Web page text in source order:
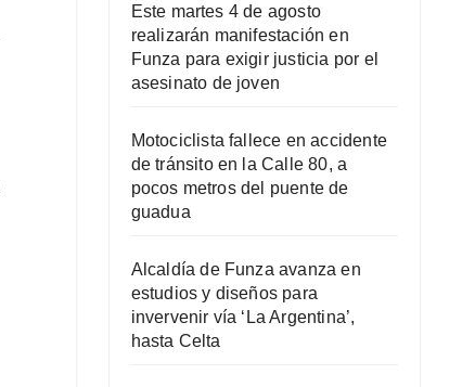
Este martes 4 de agosto
realizarán manifestación en
Funza para exigir justicia por el
asesinato de joven
Motociclista fallece en accidente
de tránsito en la Calle 80, a
pocos metros del puente de
guadua
Alcaldía de Funza avanza en
estudios y diseños para
invervenir vía ‘La Argentina’,
hasta Celta